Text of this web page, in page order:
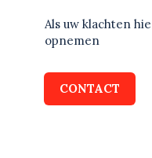
Als uw klachten
opnemen
CONTACT